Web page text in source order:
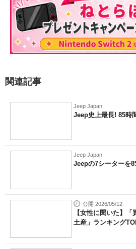
関連記事
Jeep Japan
Jeep史上最長! 85時
Jeep Japan
Jeepの7シーターを
公開 2026/05/12
【女性に聞いた】
土産」ランキング